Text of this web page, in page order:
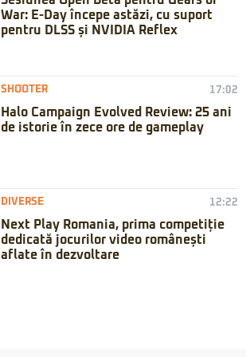
War: E-Day începe astăzi, cu suport
pentru DLSS și NVIDIA Reflex
SHOOTER 17:02
Halo Campaign Evolved Review: 25 ani
de istorie în zece ore de gameplay
DIVERSE 12:22
Next Play Romania, prima competiție
dedicată jocurilor video românești
aflate în dezvoltare